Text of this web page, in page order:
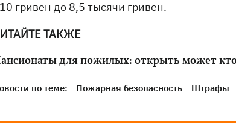
гривен до 8,5 тысячи гривен.
ТАКЖЕ
для пожилых: открыть может
по теме: Пожарная безопасность Штрафы